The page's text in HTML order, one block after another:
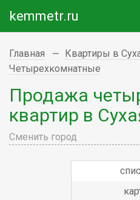
kemmetr.ru
Главная
Квартиры в
Четырехкомнатные
Продажа
квартир в
Сменить город